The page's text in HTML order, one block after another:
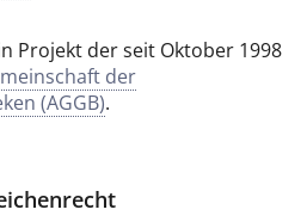
Projekt der seit Oktober 1998
der
(AGGB).